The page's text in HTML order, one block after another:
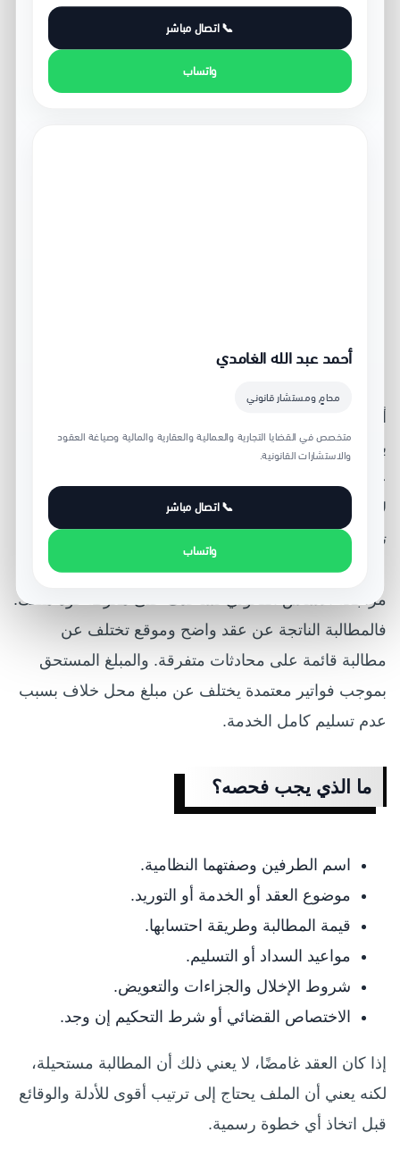
محامي قضايا تجارية ينبع
أول خطأ يقع فيه بعض التجار وأصحاب الشركات هو البدء
بالمطالبة قبل فهم أساسها القانوني. هل المطالبة مبنية
على عقد مكتوب؟ فاتورة؟ أمر شراء؟ تعامل سابق؟ سند
لأمر؟ اتفاق شفهي مدعوم بالمراسلات؟ أم مجرد توقع
تجاري لم يتحول إلى التزام مثبت؟
مراجعة الأساس القانوني تساعدك على معرفة قوة ملفك.
فالمطالبة الناتجة عن عقد واضح وموقع تختلف عن
مطالبة قائمة على محادثات متفرقة. والمبلغ المستحق
بموجب فواتير معتمدة يختلف عن مبلغ محل خلاف بسبب
عدم تسليم كامل الخدمة.
ما الذي يجب فحصه؟
اسم الطرفين وصفتهما النظامية.
موضوع العقد أو الخدمة أو التوريد.
قيمة المطالبة وطريقة احتسابها.
مواعيد السداد أو التسليم.
شروط الإخلال والجزاءات والتعويض.
الاختصاص القضائي أو شرط التحكيم إن وجد.
إذا كان العقد غامضًا، لا يعني ذلك أن المطالبة مستحيلة،
لكنه يعني أن الملف يحتاج إلى ترتيب أقوى للأدلة والوقائع
قبل اتخاذ أي خطوة رسمية.
📞 اتصال مباشر
واتساب
أحمد عبد الله الغامدي
محامٍ ومستشار قانوني
متخصص في القضايا التجارية والعمالية والعقارية والمالية وصياغة العقود
والاستشارات القانونية.
📞 اتصال مباشر
واتساب